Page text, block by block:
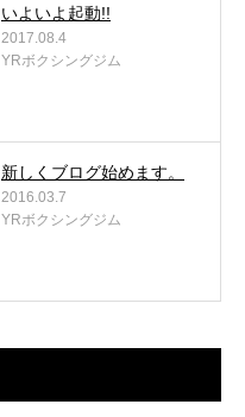
いよいよ起動!!
2017.08.4
YRボクシングジム
新しくブログ始めます。
2016.03.7
YRボクシングジム